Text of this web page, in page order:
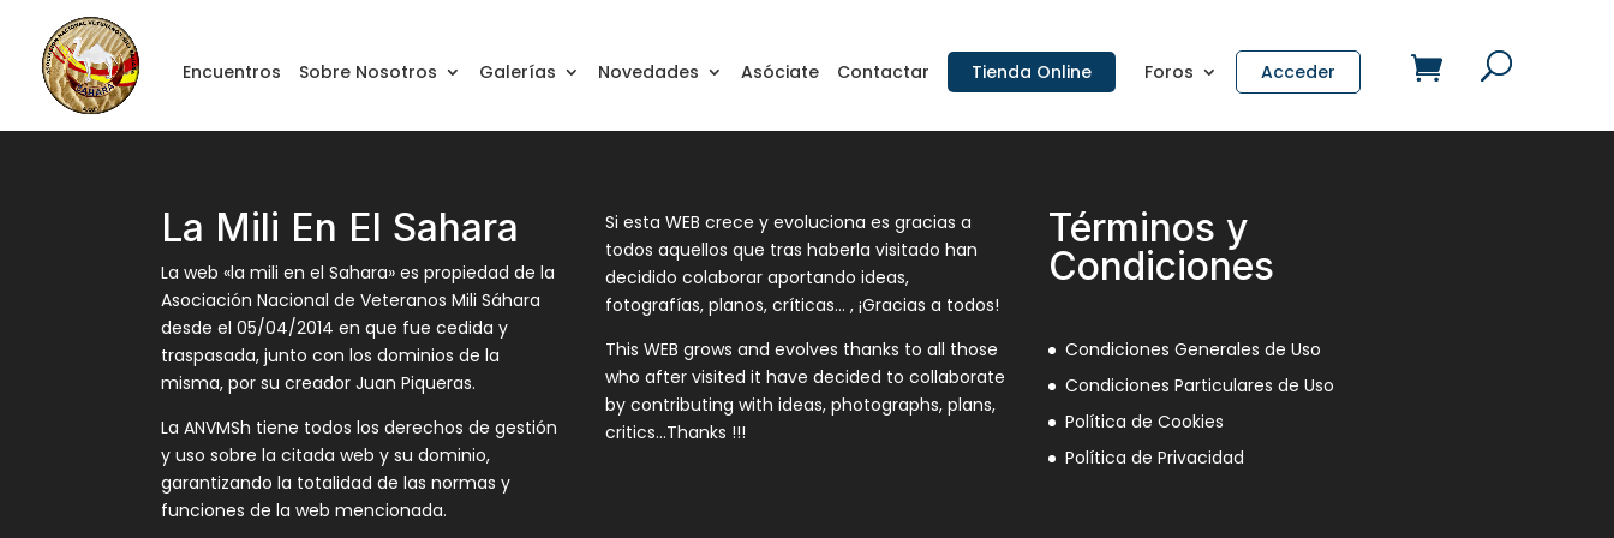
Encuentros Sobre Nosotros Galerías Novedades Asóciate Contactar Tienda Online Foros Acceder
La Mili En El Sahara
La web «la mili en el Sahara» es propiedad de la
Asociación Nacional de Veteranos Mili Sáhara
desde el 05/04/2014 en que fue cedida y
traspasada, junto con los dominios de la
misma, por su creador Juan Piqueras.
La ANVMSh tiene todos los derechos de gestión
y uso sobre la citada web y su dominio,
garantizando la totalidad de las normas y
funciones de la web mencionada.
Si esta WEB crece y evoluciona es gracias a
todos aquellos que tras haberla visitado han
decidido colaborar aportando ideas,
fotografías, planos, críticas… , ¡Gracias a todos!
This WEB grows and evolves thanks to all those
who after visited it have decided to collaborate
by contributing with ideas, photographs, plans,
critics…Thanks !!!
Términos y
Condiciones
Condiciones Generales de Uso
Condiciones Particulares de Uso
Política de Cookies
Política de Privacidad